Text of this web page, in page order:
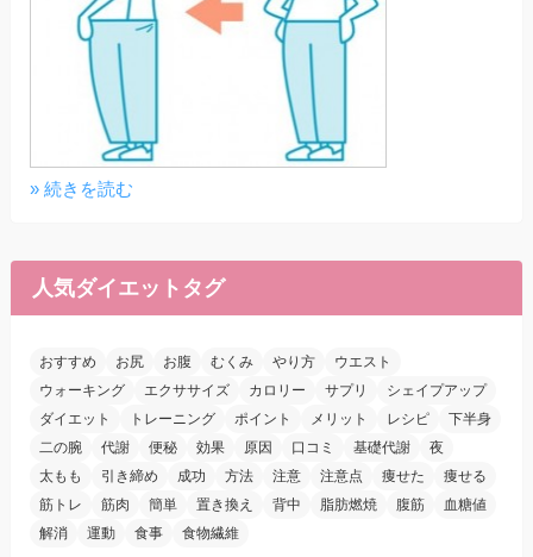
» 続きを読む
人気ダイエットタグ
おすすめ お尻 お腹 むくみ やり方
ウエスト
ウォーキング
エクササイズ カロリー サプリ
シェイプアップ
ダイエット
トレーニング ポイント メリット レシピ
下半身
二の腕
代謝 便秘 効果 原因 口コミ 基礎代謝
夜
太もも
引き締め 成功 方法 注意 注意点 痩せた
痩せる
筋トレ
筋肉 簡単 置き換え 背中 脂肪燃焼 腹筋
血糖値
解消
運動 食事 食物繊維